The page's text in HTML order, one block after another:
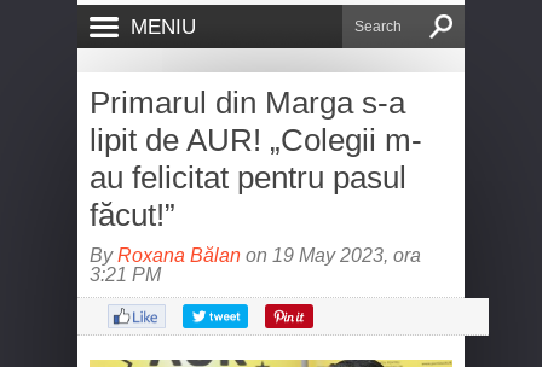
MENIU
Primarul din Marga s-a
lipit de AUR! „Colegii m-
au felicitat pentru pasul
făcut!”
ByRoxana Bălan on 19 May 2023, ora
3:21 PM